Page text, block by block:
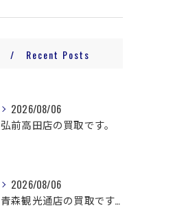
Recent Posts
2026/08/06
弘前高田店の買取です。
2026/08/06
青森観光通店の買取です。